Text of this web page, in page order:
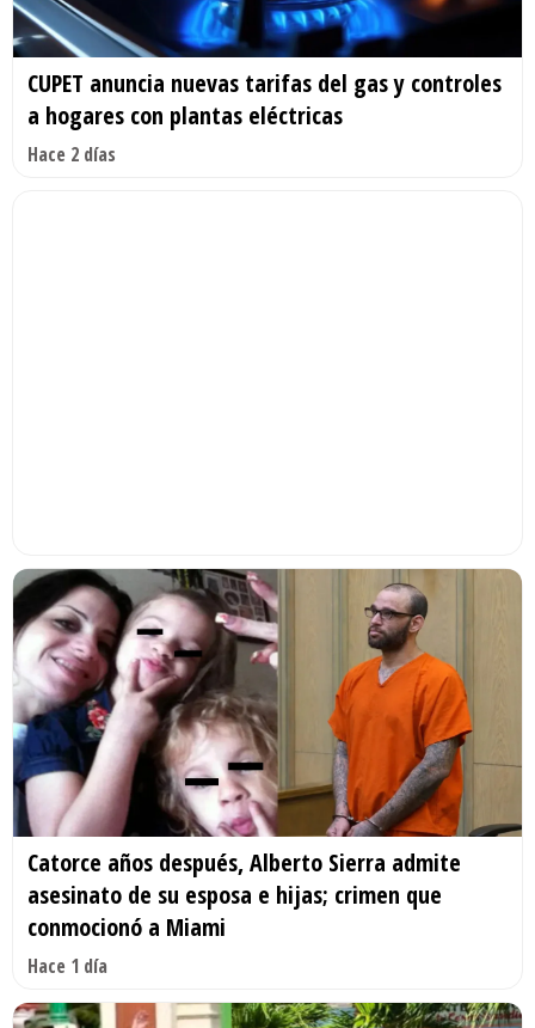
CUPET anuncia nuevas tarifas del gas y controles
a hogares con plantas eléctricas
Hace 2 días
Catorce años después, Alberto Sierra admite
asesinato de su esposa e hijas; crimen que
conmocionó a Miami
Hace 1 día